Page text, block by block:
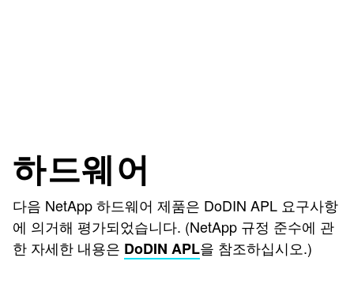
하드웨어
다음 NetApp 하드웨어 제품은 DoDIN APL 요구사항
에 의거해 평가되었습니다. (NetApp 규정 준수에 관
한 자세한 내용은 DoDIN APL을 참조하십시오.)